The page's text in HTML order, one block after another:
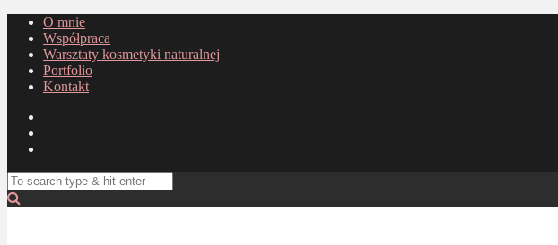
O mnie
Współpraca
Warsztaty kosmetyki naturalnej
Portfolio
Kontakt